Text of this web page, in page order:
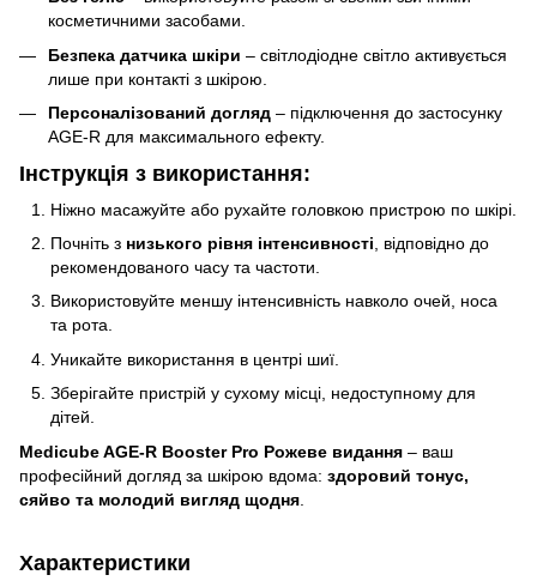
косметичними засобами.
Безпека датчика шкіри – світлодіодне світло активується
лише при контакті з шкірою.
Персоналізований догляд – підключення до застосунку
AGE-R для максимального ефекту.
Інструкція з використання:
Ніжно масажуйте або рухайте головкою пристрою по шкірі.
Почніть з низького рівня інтенсивності , відповідно до
рекомендованого часу та частоти.
Використовуйте меншу інтенсивність навколо очей, носа
та рота.
Уникайте використання в центрі шиї.
Зберігайте пристрій у сухому місці, недоступному для
дітей.
Medicube AGE-R Booster Pro Рожеве видання – ваш
професійний догляд за шкірою вдома: здоровий тонус,
сяйво та молодий вигляд щодня
Характеристики